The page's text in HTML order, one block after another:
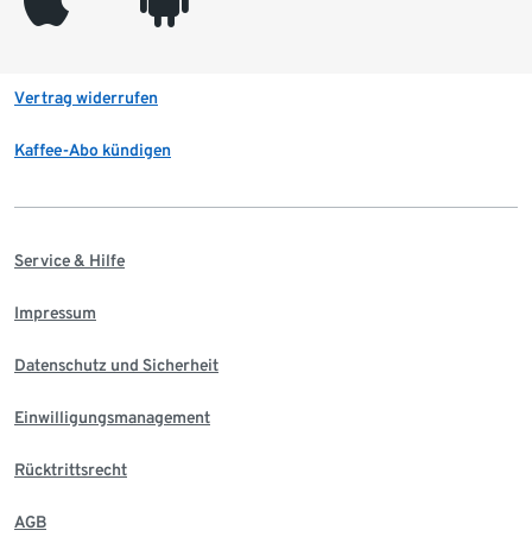
Vertrag widerrufen
Kaffee-Abo kündigen
Service & Hilfe
Impressum
Datenschutz und Sicherheit
Einwilligungsmanagement
Rücktrittsrecht
AGB